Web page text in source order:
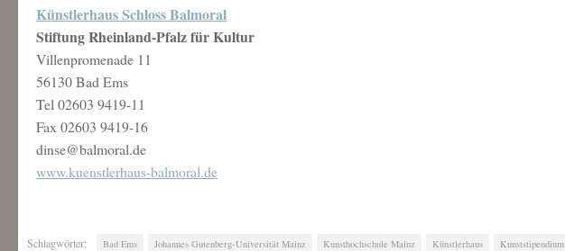
Künstlerhaus Schloss Balmoral
Stiftung Rheinland-Pfalz für Kultur
Villenpromenade 11
56130 Bad Ems
Tel 02603 9419-11
Fax 02603 9419-16
dinse@balmoral.de
www.kuenstlerhaus-balmoral.de
Schlagwörter: Bad Ems Johannes Gutenberg-Universität Mainz Kunsthochschule Mainz Künstlerhaus Kunststipendium